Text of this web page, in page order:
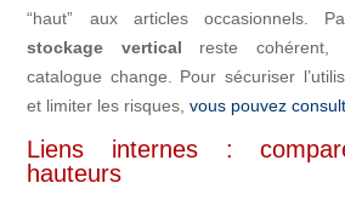
“haut” aux articles occasionnels.
stockage vertical reste cohérent,
catalogue change. Pour sécuriser
et limiter les risques, vous pouvez
Liens internes :
hauteurs